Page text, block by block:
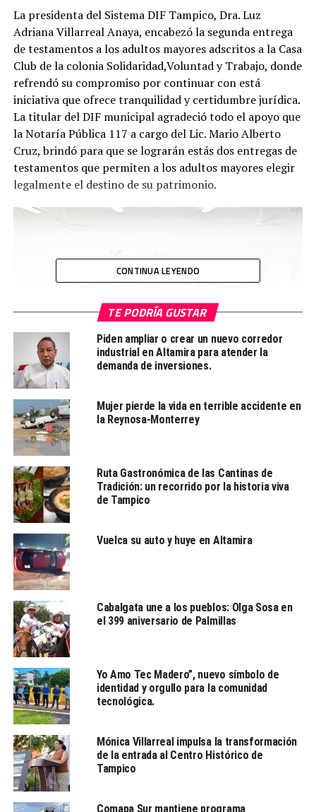
La presidenta del Sistema DIF Tampico, Dra. Luz
Adriana Villarreal Anaya, encabezó la segunda entrega
de testamentos a los adultos mayores adscritos a la Casa
Club de la colonia Solidaridad,Voluntad y Trabajo, donde
refrendó su compromiso por continuar con está
iniciativa que ofrece tranquilidad y certidumbre jurídica.
La titular del DIF municipal agradeció todo el apoyo que
la Notaría Pública 117 a cargo del Lic. Mario Alberto
Cruz, brindó para que se lograrán estás dos entregas de
testamentos que permiten a los adultos mayores elegir
legalmente el destino de su patrimonio.
«Me da mucho gusto venir a dar este apoyo, agradezco
al licenciado Mario, porque gracias a este programa de
testamentos pueden disfrutar de una seguridad y del
patrimonio que lograron ustedes hacer esté con la
familia.
A veces tenemos cierta reserva de no elaborar
testamento y no poner en orden las cosas porque
pensamos que si ponemos esto en orden mi partida está
pronta, pero no es así, en la medida que pongamos
estos documentos en orden es para tranquilidad de
ustedes y seguridad de sus familias», expresó.
Luz Adriana Villarreal Anaya recordó que este
compromiso se inició en la Casa Club Infonavit Cañada,
cumpliendo con extender el beneficio a todos los
por el DIF municipal.
CONTINUA LEYENDO
TE PODRÍA GUSTAR
Piden ampliar o crear un nuevo corredor
industrial en Altamira para atender la
demanda de inversiones.
Mujer pierde la vida en terrible accidente en
la Reynosa-Monterrey
Ruta Gastronómica de las Cantinas de
Tradición: un recorrido por la historia viva
de Tampico
Vuelca su auto y huye en Altamira
Cabalgata une a los pueblos: Olga Sosa en
el 399 aniversario de Palmillas
Yo Amo Tec Madero”, nuevo símbolo de
identidad y orgullo para la comunidad
tecnológica.
Mónica Villarreal impulsa la transformación
de la entrada al Centro Histórico de
Tampico
Comapa Sur mantiene programa